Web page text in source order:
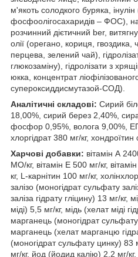
м'якоть солодкого буряка,
фосфоолігосахаридів – ФОС),
розчинний дієтичний ber,
олії (орегано, кориця,
перцева, зелений чай),
глюкозаміну), гідролізати з
юкка, концентрат
супероксиддисмутазой-СОД).
Аналітичні складові: Сирий
18,00%, сирий берез 2,40%,
фосфор 0,95%, волога 9,00%,
хлоргідрат 380 мг/кг,
Харчові добавки: вітамін А
МО/кг, вітамін Е 500 мг/кг,
кг, L-карнітин 100 мг/кг,
залізо (моногідрат сульфату
заліза гідрату гліцину) 13 мг/кг,
міді) 5,5 мг/кг, мідь (хелат міді
марганець (моногідрат
марганець (хелат марганцю
(моногідрат сульфату цинку) 83
мг/кг, йод (йодид калію) 2,2 мг/